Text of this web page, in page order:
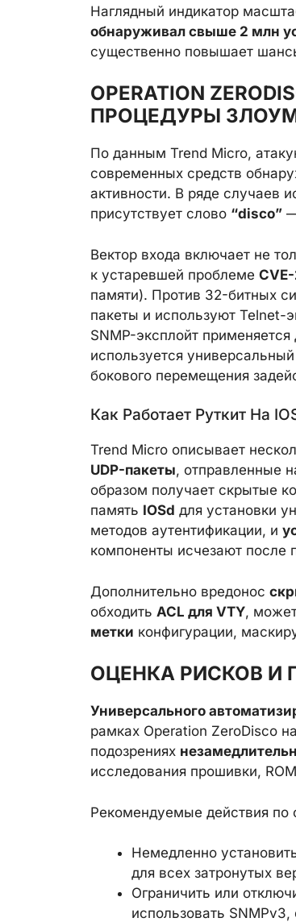
Наглядный индикатор
обнаруживал свыше 2 млн
существенно повышает
OPERATION
ПРОЦЕДУРЫ
По данным Trend Micro,
современных средств
активности. В ряде случаев
присутствует слово “disco”
Вектор входа включает не
к устаревшей проблеме
памяти). Против 32-битных
пакеты и используют Telnet-
SNMP-эксплойт применяется
используется
бокового перемещения
Как Работает Руткит На
Trend Micro описывает
UDP-пакеты, отправленные
образом получает скрытые
память IOSd для установки
методов аутентификации, и
компоненты исчезают после
Дополнительно вредонос
обходить ACL для VTY,
метки конфигурации,
ОЦЕНКА РИСКОВ И
Универсального
рамках Operation ZeroDisco
подозрениях
исследования прошивки,
Рекомендуемые действия по
Немедленно
для всех затронутых
Ограничить или
использовать